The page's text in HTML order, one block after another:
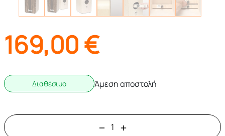
169,00€
Διαθέσιμο Άμεση αποστολή